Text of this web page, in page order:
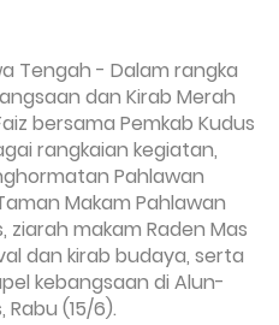
Tengah - Dalam rangka
dan Kirab Merah
bersama Pemkab Kudus
rangkaian kegiatan,
Pahlawan
Makam Pahlawan
ziarah makam Raden Mas
dan kirab budaya, serta
kebangsaan di Alun-
(15/6).